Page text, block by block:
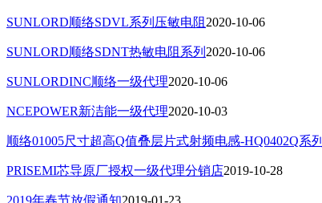
SUNLORD顺络SDVL系列压敏电阻 2020-10-06
SUNLORD顺络SDNT热敏电阻系列 2020-10-06
SUNLORDINC顺络一级代理2020-10-06
NCEPOWER新洁能一级代理2020-10-03
顺络01005尺寸超高Q值叠层片式射频电感-HQ0402Q系列
PRISEMI芯导原厂授权一级代理分销店2019-10-28
2019年春节放假通知2019-01-23